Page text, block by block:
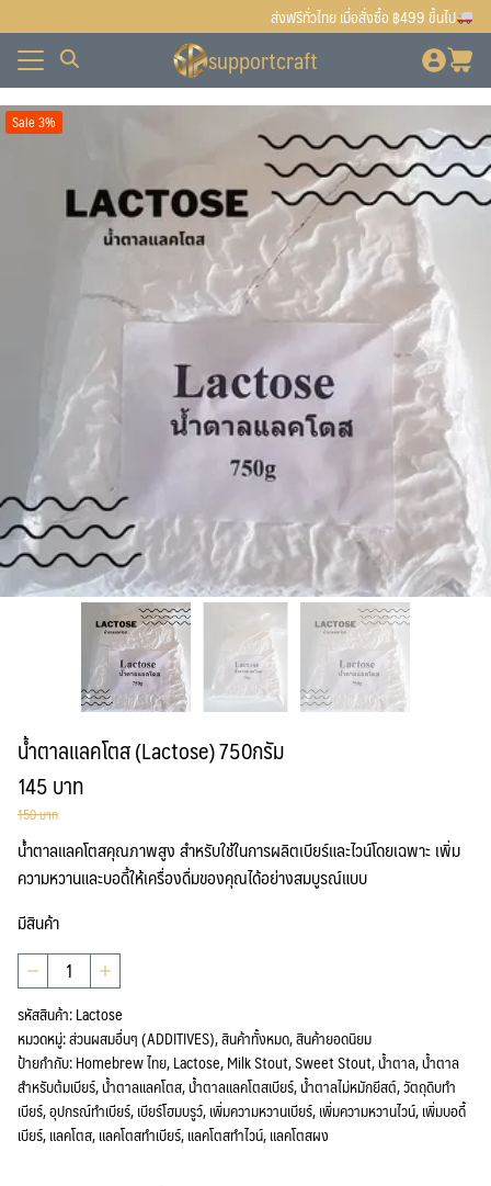
to
content
ส่งฟรีทั่วไทย เมื่อสั่งซื้อ ฿499 ขึ้นไป
supportcraft
หมด
อSale 3%
น้ำตาลแลคโตส (Lactose) 750กรัม
150บาท
Original
price
was:
150 บาท.
145บาทCurrent
is:
145 บาท.
น้ำตาลแลคโตสคุณภาพสูง สำหรับใช้ในการผลิตเบียร์และไวน์โดยเฉพาะ เพิ่ม
ความหวานและบอดี้ให้เครื่องดื่มของคุณได้อย่างสมบูรณ์แบบ
มีสินค้า
จำนวน
น้ำ
ตาล
แลค
โตส
(Lactose)
750กรัม
ชิ้น
รหัสสินค้า:Lactose
หมวดหมู่:ส่วนผสมอื่นๆ (ADDITIVES),สินค้าทั้งหมด,สินค้ายอดนิยม
ป้ายกำกับ:Homebrew ไทย,Lactose,Milk Stout,Sweet Stout,น้ำตาล,น้ำตาล
สำหรับต้มเบียร์,น้ำตาลแลคโตส,น้ำตาลแลคโตสเบียร์,น้ำตาลไม่หมักยีสต์,วัตถุดิบทำ
เบียร์,อุปกรณ์ทำเบียร์,เบียร์โฮมบรูว์,เพิ่มความหวานเบียร์,เพิ่มความหวานไวน์,เพิ่มบอดี้
เบียร์,แลคโตส,แลคโตสทำเบียร์,แลคโตสทำไวน์,แลคโตสผง